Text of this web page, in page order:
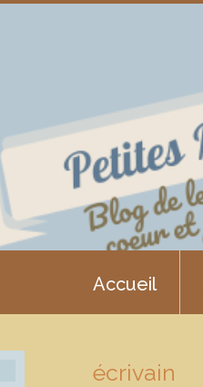
Accueil
écrivain